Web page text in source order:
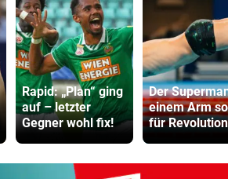
Rapid: „Plan“ ging
auf – letzter
Gegner wohl fix!
Der
einem Arm
für Revolution